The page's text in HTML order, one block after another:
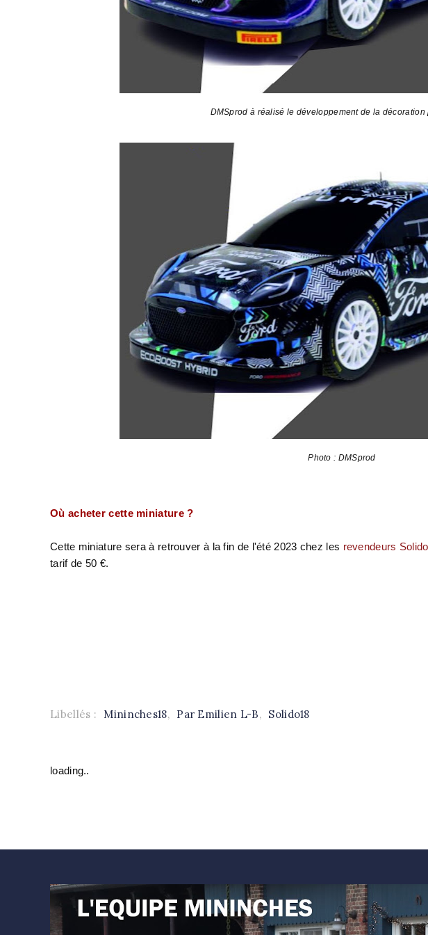
DMSprod à réalisé le développement de la décoration
Photo : DMSprod
Où acheter cette miniature ?
Cette miniature sera à retrouver à la fin de l'été 2023 chez les revendeurs
tarif de 50 €.
Libellés : Mininches18, Par Emilien L-B, Solido18
loading..